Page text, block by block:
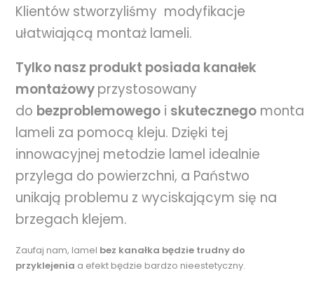
Klientów stworzyliśmy modyfikacje
ułatwiającą montaż lameli.
Tylko nasz produkt posiada kanałek
montażowyprzystosowany
do bezproblemowego i skutecznego
lameli za pomocą kleju. Dzięki tej
innowacyjnej metodzie lamel idealnie
przylega do powierzchni, a Państwo
unikają problemu z wyciskającym się na
brzegach klejem.
Zaufaj nam, lamel bez kanałka będzie trudny do
przyklejenia a efekt będzie bardzo nieestetyczny.